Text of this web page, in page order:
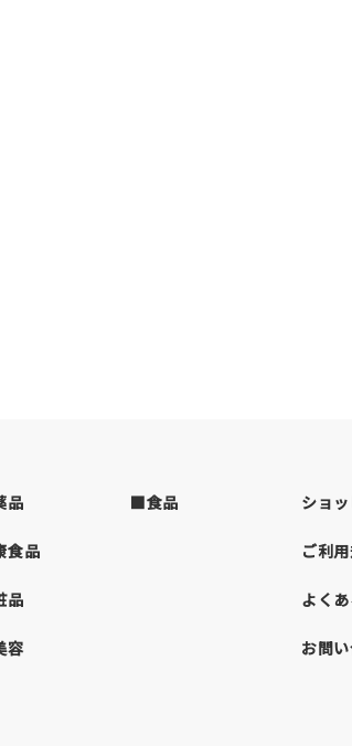
品
食品
品
容
■食品 ショ
ご利
よく
お問